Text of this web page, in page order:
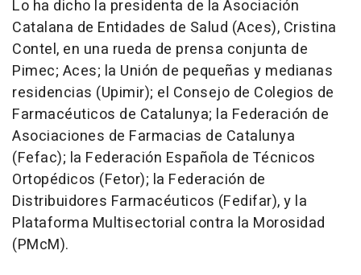
Lo ha dicho la presidenta de la Asociación
Catalana de Entidades de Salud (Aces), Cristina
Contel, en una rueda de prensa conjunta de
Pimec; Aces; la Unión de pequeñas y medianas
residencias (Upimir); el Consejo de Colegios de
Farmacéuticos de Catalunya; la Federación de
Asociaciones de Farmacias de Catalunya
(Fefac); la Federación Española de Técnicos
Ortopédicos (Fetor); la Federación de
Distribuidores Farmacéuticos (Fedifar), y la
Plataforma Multisectorial contra la Morosidad
(PMcM).